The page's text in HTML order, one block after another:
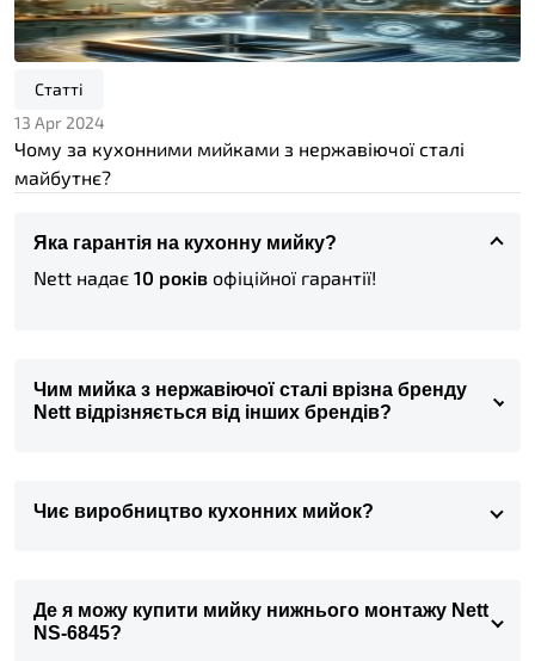
Статті
13 Apr 2024
Чому за кухонними мийками з нержавіючої сталі
майбутнє?
Яка гарантія на кухонну мийку?
Nett надає 10 років офіційної гарантії!
Чим мийка з нержавіючої сталі врізна бренду
Nett відрізняється від інших брендів?
Чиє виробництво кухонних мийок?
Де я можу купити мийку нижнього монтажу Nett
NS-6845?